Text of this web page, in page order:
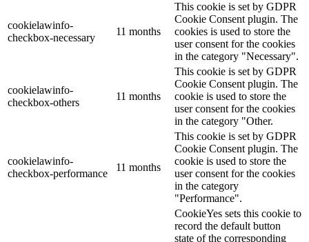
cookielawinfo-
checkbox-necessary
11 months
This cookie is set by GDPR
Cookie Consent plugin. The
cookies is used to store the
user consent for the cookies
in the category "Necessary".
cookielawinfo-
checkbox-others
11 months
This cookie is set by GDPR
Cookie Consent plugin. The
cookie is used to store the
user consent for the cookies
in the category "Other.
cookielawinfo-
checkbox-performance
11 months
This cookie is set by GDPR
Cookie Consent plugin. The
cookie is used to store the
user consent for the cookies
in the category
"Performance".
CookieYes sets this cookie to
record the default button
state of the corresponding